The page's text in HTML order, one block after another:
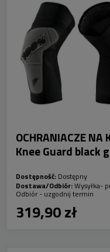
OCHRANIACZE NA
Knee Guard black
Dostępność: Dostępny
Dostawa/Odbiór:Wysyłka-
Odbiór - uzgodnij termin
319,90 zł